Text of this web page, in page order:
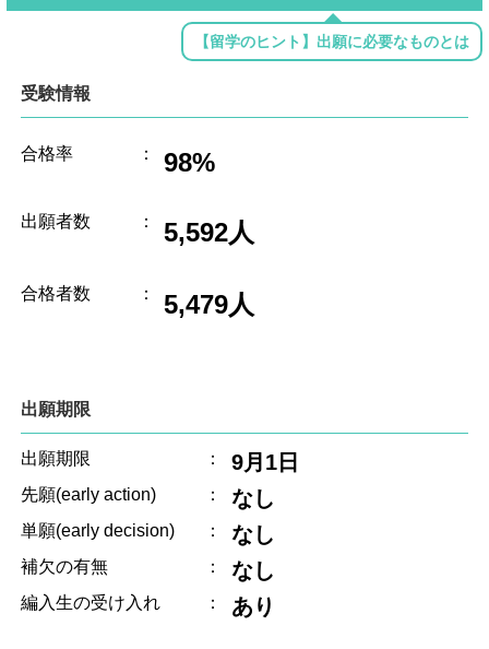
【留学のヒント】出願に必要なものとは
受験情報
合格率 ： 98%
出願者数 ： 5,592人
合格者数 ： 5,479人
出願期限
出願期限 ： 9月1日
先願(early action) ： なし
単願(early decision) ： なし
補欠の有無 ： なし
編入生の受け入れ ： あり